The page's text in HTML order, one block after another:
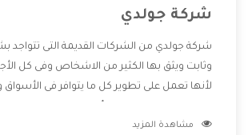
شركة جولدي
شركة جولدي من الشركات القديمة التى
وثابت ويثق بها الكثير من الاشخاص وفى كل
لأنها تعمل على تطوير كل ما يتوافر فى الأسواق
وتقدم للعملاء أقوى العروض والخصومات التى
مشاهدة المزيد